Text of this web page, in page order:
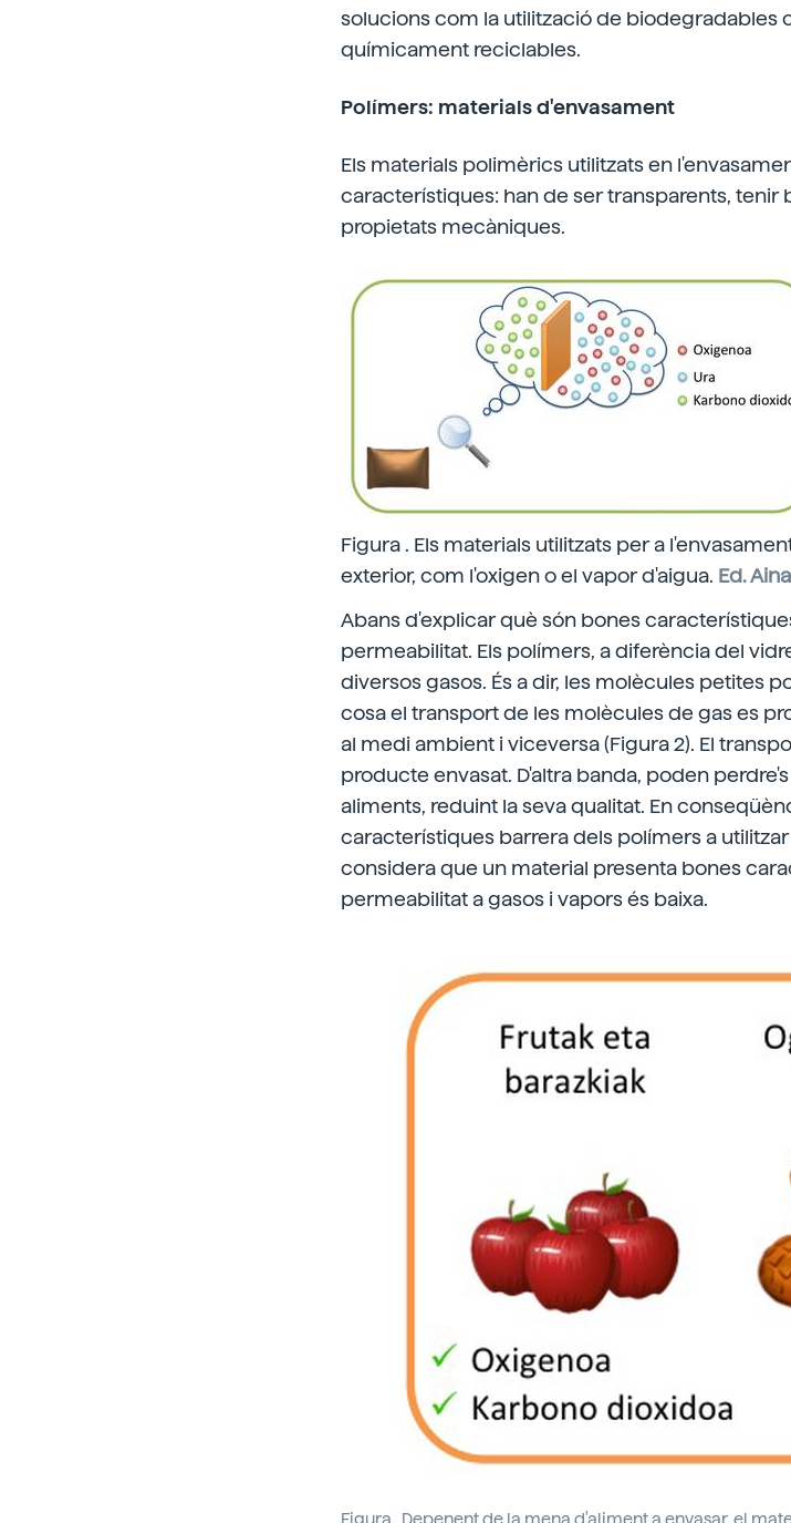
solucions com la utilització de biodegradables
químicament reciclables.
Polímers: materials d'envasament
Els materials polimèrics utilitzats en
característiques: han de ser transparents,
propietats mecàniques.
Figura . Els materials utilitzats per a
exterior, com l'oxigen o el vapor d'aigua. Ed.
Abans d'explicar què són bones
permeabilitat. Els polímers, a diferència del
diversos gasos. És a dir, les molècules petites
cosa el transport de les molècules de gas es
al medi ambient i viceversa (Figura 2). El
producte envasat. D'altra banda, poden
aliments, reduint la seva qualitat. En
característiques barrera dels polímers a
considera que un material presenta bones
permeabilitat a gasos i vapors és baixa.